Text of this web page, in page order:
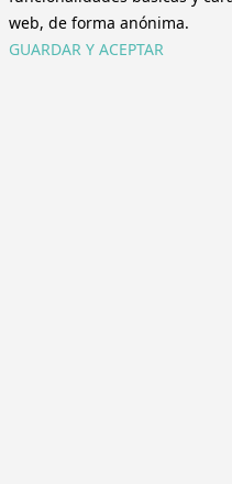
web, de forma anónima.
GUARDAR Y ACEPTAR